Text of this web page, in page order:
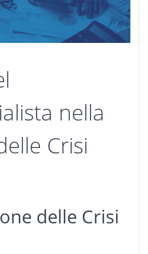
nella
Crisi
delle Crisi